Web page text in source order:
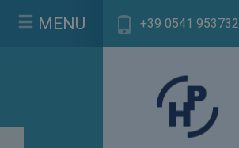
MENU +39 0541 953732